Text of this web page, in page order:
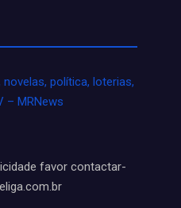
política, loterias,
– MRNews
favor contactar-